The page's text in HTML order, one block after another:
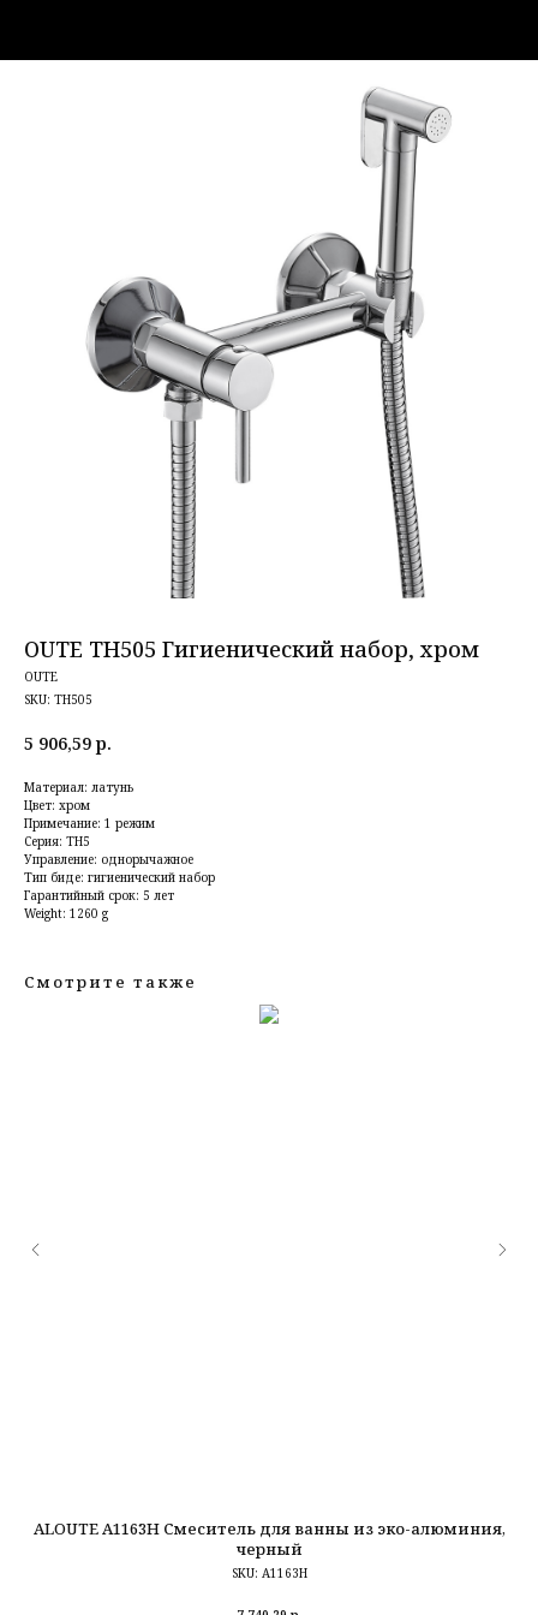
OUTE TH505 Гигиенический набор, хром
OUTE
SKU: TH505
5 906,59 р.
Материал: латунь
Цвет: хром
Примечание: 1 режим
Серия: TH5
Управление: однорычажное
Тип биде: гигиенический набор
Гарантийный срок: 5 лет
Weight: 1260 g
Смотрите также
ALOUTE A1163H Смеситель для ванны из эко-алюминия,
черный
SKU: A1163H